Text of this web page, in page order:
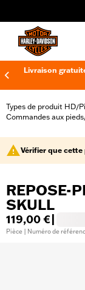
Livraison
Types de produit HD/
Commandes aux pieds
Vérifier que
REPOSE-
SKULL
119,00 €
Pièce | Numéro de